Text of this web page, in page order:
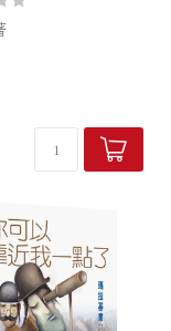
其是象喻的使用，
中絕對是出類拔萃。
神學，深刻地刻畫出
與慈...